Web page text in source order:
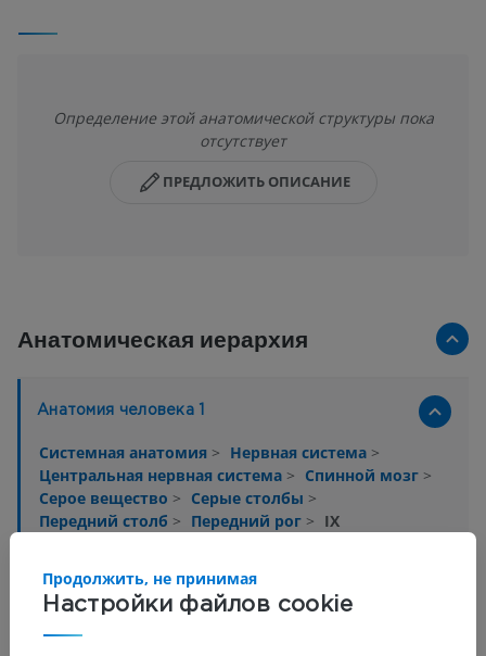
Определение этой анатомической структуры пока
отсутствует
ПРЕДЛОЖИТЬ ОПИСАНИЕ
Анатомическая иерархия
Анатомия человека 1
Системная анатомия > Нервная система >
Центральная нервная система > Спинной мозг >
Серое вещество > Серые столбы >
Передний столб > Передний рог > IX
относящихся к этой части тела
Настройки файлов cookie
Продолжить, не принимая